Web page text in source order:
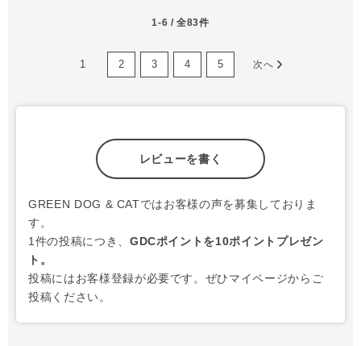
1-6 / 全83件
1 2 3 4 5 次へ
レビューを書く
GREEN DOG & CATではお客様の声を募集しておりま
す。
1件の投稿につき、 GDCポイントを10ポイントプレゼン
ト。
投稿にはお客様登録が必要です。ぜひマイページからご
投稿ください。